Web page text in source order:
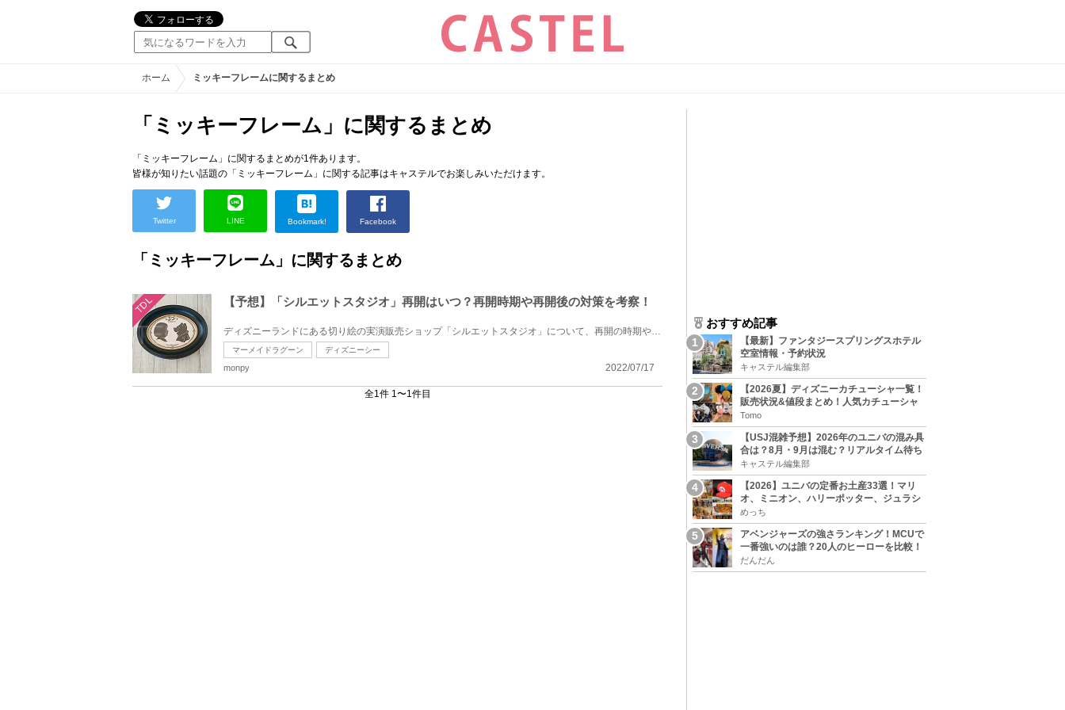
ホーム ミッキーフレームに関するまとめ
「ミッキーフレーム」に関するまとめ
「ミッキーフレーム」に関するまとめが1件あります。
皆様が知りたい話題の「ミッキーフレーム」に関する記事はキャステルでお楽しみいただけます。
Twitter LINE Bookmark! Facebook
「ミッキーフレーム」に関するまとめ
TDL 【予想】「シルエットスタジオ」再開はいつ？再開時期や再開後の対策を考察！
ディズニーランドにある切り絵の実演販売ショップ「シルエットスタジオ」について、再開の時期や再開後...
マーメイドラグーン ディズニーシー
2022/07/17
monpy
全1件 1〜1件目
おすすめ記事
【最新】ファンタジースプリングスホテル
空室情報・予約状況
キャステル編集部
【2026夏】ディズニーカチューシャ一覧！
販売状況&値段まとめ！人気カチューシャ
をチェック
Tomo
【USJ混雑予想】2026年のユニバの混み具
合は？8月・9月は混む？リアルタイム待ち
時間アプリも
キャステル編集部
【2026】ユニバの定番お土産33選！マリ
オ、ミニオン、ハリーポッター、ジュラシ
ックパーク、セサミ、SINGなどのグッズ情
報
めっち
アベンジャーズの強さランキング！MCUで
一番強いのは誰？20人のヒーローを比較！
だんだん